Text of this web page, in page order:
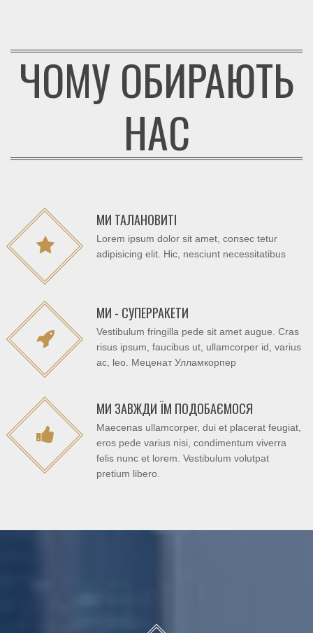
ЧОМУ ОБИРАЮТЬ
НАС
МИ ТАЛАНОВИТІ
Lorem ipsum dolor sit amet, consec tetur
adipisicing elit. Hic, nesciunt necessitatibus
МИ - СУПЕРРАКЕТИ
Vestibulum fringilla pede sit amet augue. Cras
risus ipsum, faucibus ut, ullamcorper id, varius
ac, leo. Меценат Улламкорпер
МИ ЗАВЖДИ ЇМ ПОДОБАЄМОСЯ
Maecenas ullamcorper, dui et placerat feugiat,
eros pede varius nisi, condimentum viverra
felis nunc et lorem. Vestibulum volutpat
pretium libero.